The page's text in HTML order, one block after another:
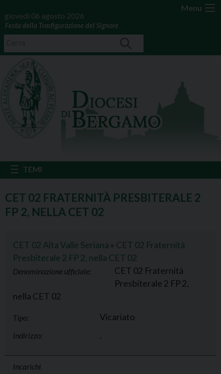
Menu
giovedì 06 agosto 2026
Festa della Trasfigurazione del Signore
CET 02 FRATERNITÀ PRESBITERALE 2
FP 2, NELLA CET 02
CET 02 Alta Valle Seriana » CET 02 Fraternità
Presbiterale 2 FP 2, nella CET 02
Denominazione ufficiale:
CET 02 Fraternità
Presbiterale 2 FP 2,
nella CET 02
Tipo: Vicariato
Indirizzo:
Incarichi